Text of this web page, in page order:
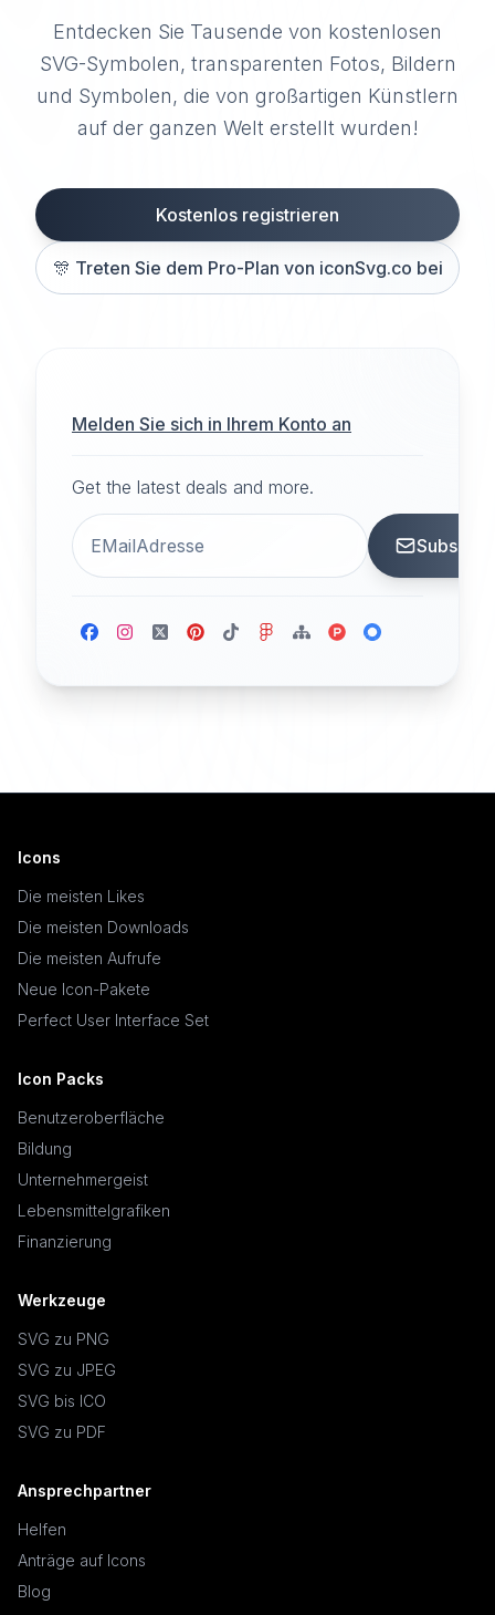
Entdecken Sie Tausende von kostenlosen
SVG-Symbolen, transparenten Fotos, Bildern
und Symbolen, die von großartigen Künstlern
auf der ganzen Welt erstellt wurden!
Kostenlos registrieren
🎊 Treten Sie dem Pro-Plan von iconSvg.co bei
Melden Sie sich in Ihrem Konto an
Get the latest deals and more.
Icons
Die meisten Likes
Die meisten Downloads
Die meisten Aufrufe
Neue Icon-Pakete
Perfect User Interface Set
Icon Packs
Benutzeroberfläche
Bildung
Unternehmergeist
Lebensmittelgrafiken
Finanzierung
Werkzeuge
SVG zu PNG
SVG zu JPEG
SVG bis ICO
SVG zu PDF
Ansprechpartner
Helfen
Anträge auf Icons
Blog